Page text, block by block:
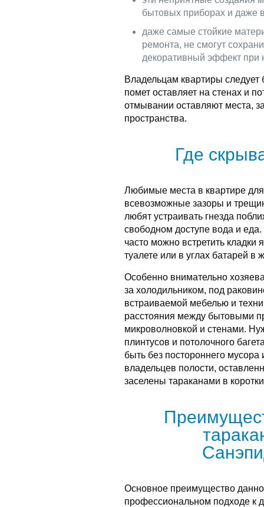
бытовых приборах и даже
даже самые стойкие
ремонта, не смогут
декоративный эффект при
Владельцам квартиры следует
помет оставляет на стенах и
отмывании оставляют места,
пространства.
Где
Любимые места в квартире
всевозможные зазоры и
любят устраивать гнезда
свободном доступе вода и
часто можно встретить кладки
туалете или в углах батарей в
Особенно внимательно
за холодильником, под
встраиваемой мебелью и
расстояния между бытовыми
микроволновкой и стенами.
плинтусов и потолочного
быть без постороннего
владельцев полости,
заселены тараканами в
Основное преимущество
профессиональном подходе к